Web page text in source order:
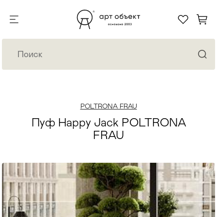
POLTRONA FRAU
Пуф Happy Jack POLTRONA
FRAU